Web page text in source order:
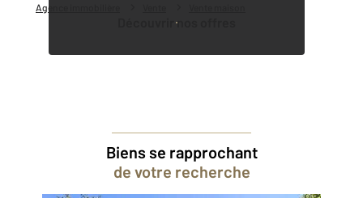
Agence immobilière
Découvrir nos offres
Biens se rapprochant
de votre recherche